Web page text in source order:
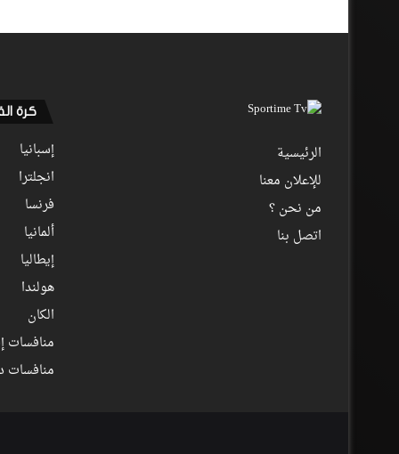
الرئيسية
للإعلان معنا
من نحن ؟
اتصل بنا
كرة
إسبانيا
انجلترا
فرنسا
ألمانيا
إيطاليا
هولندا
الكان
منافسات
منافسات